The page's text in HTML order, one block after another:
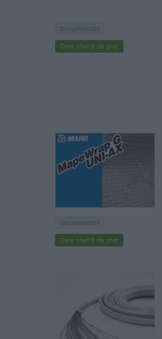
Documentaţii
Cere ofertă de preț
Documentaţii
Cere ofertă de preț